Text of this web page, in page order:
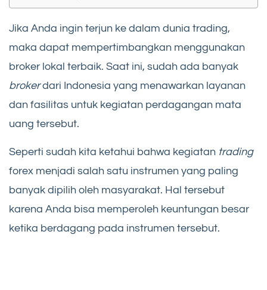
Jika Anda ingin terjun ke dalam dunia trading,
maka dapat mempertimbangkan menggunakan
broker lokal terbaik. Saat ini, sudah ada banyak
brokerdari Indonesia yang menawarkan layanan
dan fasilitas untuk kegiatan perdagangan mata
uang tersebut.
Seperti sudah kita ketahui bahwa kegiatan trading
forex menjadi salah satu instrumen yang paling
banyak dipilih oleh masyarakat. Hal tersebut
karena Anda bisa memperoleh keuntungan besar
ketika berdagang pada instrumen tersebut.